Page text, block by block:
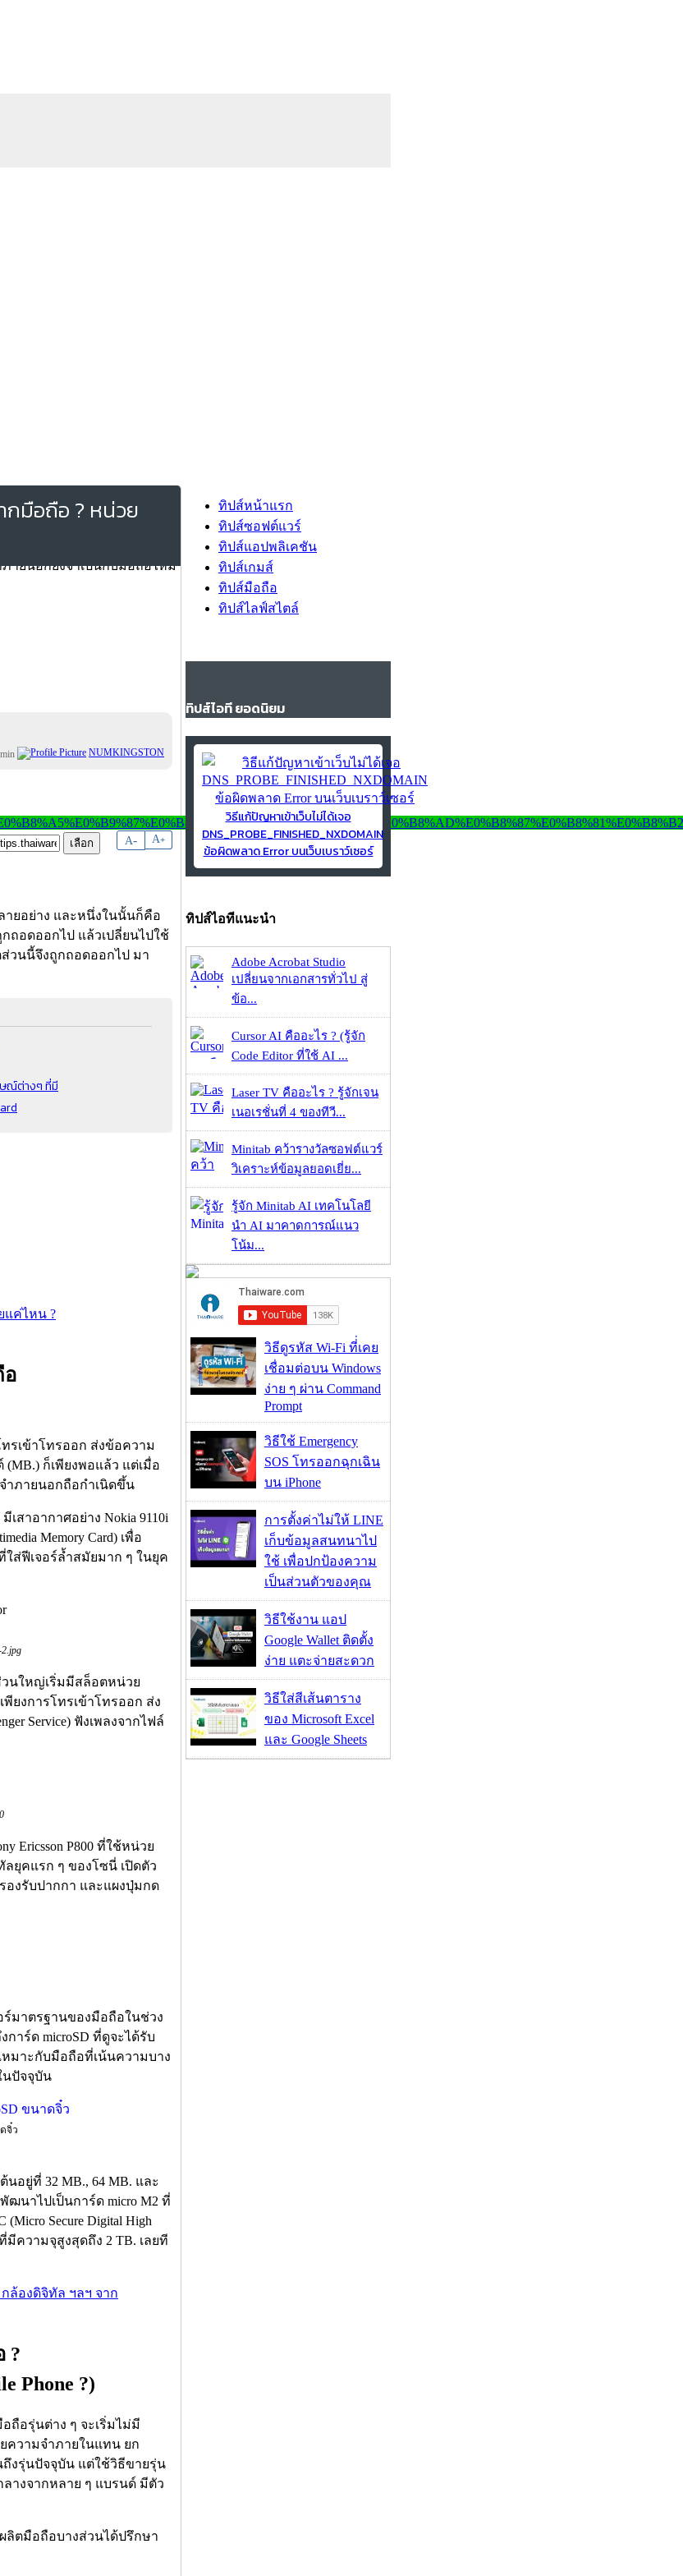
กมือถือ ? หน่วย
NUMKINGSTON
A- A+
ยอย่าง และหนึ่งในนั้นก็คือ
ถอดออกไป แล้วเปลี่ยนไปใช้
ส่วนนี้จึงถูกถอดออกไป มา
ณ์ต่างๆ ที่มี
แค่ไหน ?
อ
รเข้าโทรออก ส่งข้อความ
ก็เพียงพอแล้ว แต่เมื่อ
ำภายนอกถือกำเนิดขึ้น
าอากาศอย่าง Nokia 9110i
Memory Card) เพื่อ
ใส่ฟีเจอร์ล้ำสมัยมาก ๆ ในยุค
ส่วนใหญ่เริ่มมีสล็อตหน่วย
ยงการโทรเข้าโทรออก ส่ง
Service) ฟังเพลงจากไฟล์
Ericsson P800 ที่ใช้หน่วย
ลยุคแรก ๆ ของโซนี่ เปิดตัว
องรับปากกา และแผงปุ่มกด
มาตรฐานของมือถือในช่วง
การ์ด microSD ที่ดูจะได้รับ
มาะกับมือถือที่เน้นความบาง
นปัจจุบัน
จิ๋ว
นอยู่ที่ 32 MB., 64 MB. และ
ฒนาไปเป็นการ์ด micro M2 ที่
Secure Digital High
ที่มีความจุสูงสุดถึง 2 TB. เลยที
ล้องดิจิทัล ฯลฯ จาก
?
Phone ?)
ถือรุ่นต่าง ๆ จะเริ่มไม่มี
ความจำภายในแทน ยก
ถึงรุ่นปัจจุบัน แต่ใช้วิธีขายรุ่น
างจากหลาย ๆ แบรนด์ มีตัว
ลิตมือถือบางส่วนได้ปรึกษา
ทิปส์หน้าแรก
ทิปส์ซอฟต์แวร์
ทิปส์แอปพลิเคชัน
ทิปส์เกมส์
ทิปส์มือถือ
ทิปส์ไลฟ์สไตล์
ทิปส์ไอที ยอดนิยม
วิธีแก้ปัญหาเข้าเว็บไม่ได้เจอ
DNS_PROBE_FINISHED_NXDOMAIN
ข้อผิดพลาด Error บนเว็บเบราว์เซอร์
ทิปส์ไอทีแนะนำ
Adobe Acrobat Studio
เปลี่ยนจากเอกสารทั่วไป สู่
ข้อ...
Cursor AI คืออะไร ? (รู้จัก
Code Editor ที่ใช้ AI ...
Laser TV คืออะไร ? รู้จักเจน
เนอเรชั่นที่ 4 ของทีวี...
Minitab คว้ารางวัลซอฟต์แวร์
วิเคราะห์ข้อมูลยอดเยี่ย...
รู้จัก Minitab AI เทคโนโลยี
นำ AI มาคาดการณ์แนว
โน้ม...
วิธีดูรหัส Wi-Fi ที่่เคย
เชื่อมต่อบน Windows
ง่าย ๆ ผ่าน Command
Prompt
วิธีใช้ Emergency
SOS โทรออกฉุกเฉิน
บน iPhone
การตั้งค่าไม่ให้ LINE
เก็บข้อมูลสนทนาไป
ใช้ เพื่อปกป้องความ
เป็นส่วนตัวของคุณ
วิธีใช้งาน แอป
Google Wallet ติดตั้ง
ง่าย แตะจ่ายสะดวก
วิธีใส่สีเส้นตาราง
ของ Microsoft Excel
และ Google Sheets